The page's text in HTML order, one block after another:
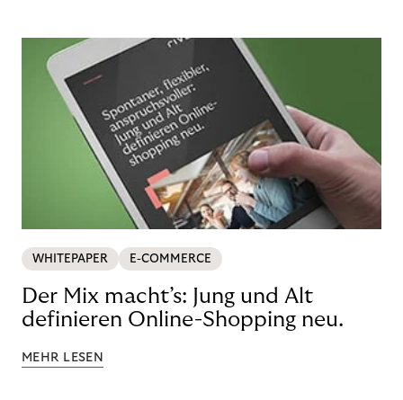
WHITEPAPER E-COMMERCE
Der Mix macht’s: Jung und Alt
definieren Online-Shopping neu.
MEHR LESEN